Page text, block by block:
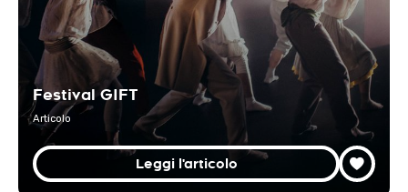
Festival GIFT
Articolo
Leggi l'articolo